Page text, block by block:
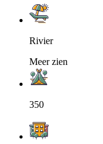
Rivier
Meer zien
350